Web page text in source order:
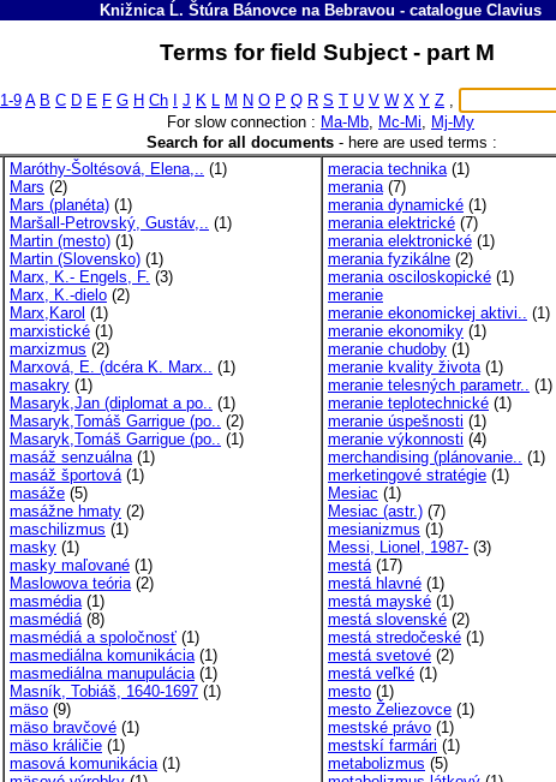
Knižnica Ĺ. Štúra Bánovce na Bebravou - catalogue Clavius
Terms for field Subject - part M
1-9 A B C D E F G H Ch J K L M N O P Q R S T U V W X Y Z ,
For slow connection : Ma-Mb, Mc-Mi, Mj-My
Search for all documents- here are used terms :
Maróthy-Šoltésová, Elena,.. (1)
Mars (2)
Mars (planéta) (1)
Maršall-Petrovský, Gustáv,.. (1)
Martin (mesto) (1)
Martin (Slovensko) (1)
Marx, K.- Engels, F. (3)
Marx, K.-dielo (2)
Marx,Karol (1)
marxistické (1)
marxizmus (2)
Marxová, E. (dcéra K. Marx.. (1)
masakry (1)
Masaryk,Jan (diplomat a po.. (1)
Masaryk,Tomáš Garrigue (po.. (2)
Masaryk,Tomáš Garrigue (po.. (1)
masáž senzuálna(1)
masáž športová(1)
masáže (5)
masážne hmaty (2)
maschilizmus (1)
masky (1)
masky maľované (1)
Maslowova teória(2)
masmédia(1)
masmédiá(8)
masmédiá a spoločnosť (1)
masmediálna komunikácia(1)
masmediálna manupulácia(1)
Masník, Tobiáš, 1640-1697 (1)
mäso (9)
mäso bravčové (1)
mäso králičie (1)
masová komunikácia(1)
meracia technika(1)
merania(7)
merania dynamické (1)
merania elektrické (7)
merania elektronické (1)
merania fyzikálne (2)
merania osciloskopické (1)
meranie
meranie ekonomickej aktivi.. (1)
meranie ekonomiky (1)
meranie chudoby (1)
meranie kvality života(1)
meranie telesných parametr.. (1)
meranie teplotechnické (1)
meranie úspešnosti (1)
meranie výkonnosti (4)
merchandising (plánovanie.. (1)
merketingové stratégie (1)
Mesiac (1)
Mesiac (astr.) (7)
mesianizmus (1)
Messi, Lionel, 1987- (3)
mestá(17)
mestá hlavné (1)
mestá mayské (1)
mestá slovenské (2)
mestá stredočeské (1)
mestá svetové (2)
mestá veľké (1)
mesto (1)
mesto Želiezovce (1)
mestské právo (1)
mestskí farmári (1)
metabolizmus (5)